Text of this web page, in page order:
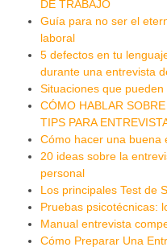
DE TRABAJO
Guía para no ser el
laboral
5 defectos en tu
durante una entrevista
Situaciones que
CÓMO HABLAR
TIPS PARA
Cómo hacer una buena
20 ideas sobre la
personal
Los principales Test de
Pruebas psicotécnicas:
Manual entrevista
Cómo Preparar Una